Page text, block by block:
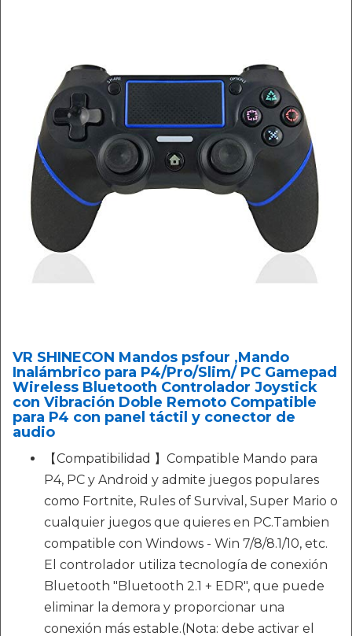
VR SHINECON Mandos psfour ,Mando
Inalámbrico para P4/Pro/Slim/ PC Gamepad
Wireless Bluetooth Controlador Joystick
con Vibración Doble Remoto Compatible
para P4 con panel táctil y conector de
audio
【Compatibilidad 】Compatible Mando para
P4, PC y Android y admite juegos populares
como Fortnite, Rules of Survival, Super Mario o
cualquier juegos que quieres en PC.Tambien
compatible con Windows - Win 7/8/8.1/10, etc.
El controlador utiliza tecnología de conexión
Bluetooth "Bluetooth 2.1 + EDR", que puede
eliminar la demora y proporcionar una
conexión más estable.(Nota: debe activar el